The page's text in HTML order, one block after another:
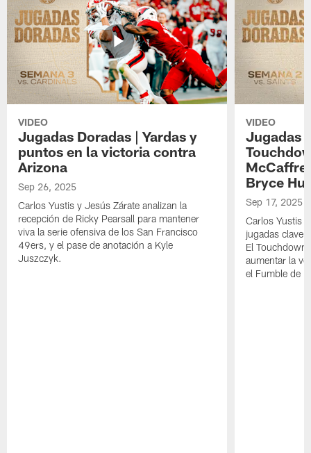
VIDEO
Jugadas Doradas | Yardas y
puntos en la victoria contra
Arizona
Sep 26, 2025
Carlos Yustis y Jesús Zárate analizan la
recepción de Ricky Pearsall para mantener
viva la serie ofensiva de los San Francisco
49ers, y el pase de anotación a Kyle
Juszczyk.
VIDEO
Jugadas
Bryce
Sep 17, 2025
Carlos Yustis
jugadas clave
El Touchdown
aumentar la
el Fumble de